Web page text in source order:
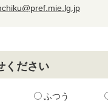
ください
ふつう